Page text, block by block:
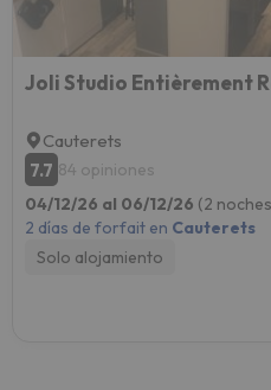
Joli Studio Entièrement
Cauterets
7.7 84 opiniones
04/12/26 al 06/12/26 (2
2 días de forfait en Cauterets
Solo alojamiento